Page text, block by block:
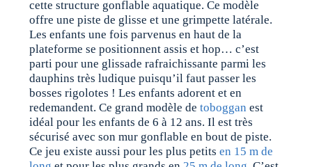
cette structure gonflable aquatique. Ce modèle
offre une piste de glisse et une grimpette latérale.
Les enfants une fois parvenus en haut de la
plateforme se positionnent assis et hop… c’est
parti pour une glissade rafraichissante parmi les
dauphins très ludique puisqu’il faut passer les
bosses rigolotes ! Les enfants adorent et en
redemandent. Ce grand modèle detoboggan est
idéal pour les enfants de 6 à 12 ans. Il est très
sécurisé avec son mur gonflable en bout de piste.
Ce jeu existe aussi pour les plus petitsen 15 m de